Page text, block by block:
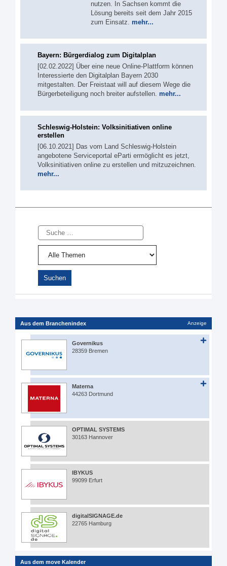
nutzen. In Sachsen kommt die
Lösung bereits seit dem Jahr 2015
zum Einsatz. mehr...
Bayern: Bürgerdialog zum Digitalplan
[02.02.2022] Über eine neue Online-Plattform können
Interessierte den Digitalplan Bayern 2030
mitgestalten. Der Freistaat will auf diesem Wege die
Bürgerbeteiligung noch breiter aufstellen. mehr...
Schleswig-Holstein: Volksinitiativen online
erstellen
[06.10.2021] Das vom Land Schleswig-Holstein
angebotene Serviceportal eParti ermöglicht es jetzt,
Volksinitiativen online zu erstellen und mitzuzeichnen.
mehr...
Suche
Aus dem Branchenindex Anzeige
Governikus
28359 Bremen
Materna
44263 Dortmund
OPTIMAL SYSTEMS
30163 Hannover
IBYKUS
99099 Erfurt
digitalSIGNAGE.de
22765 Hamburg
Aus dem move Kalender